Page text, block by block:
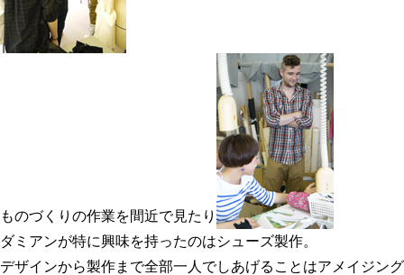
ものづくりの作業を間近で見たり
ダミアンが特に興味を持ったのはシューズ製作。
デザインから製作まで全部一人でしあげることはアメイジング